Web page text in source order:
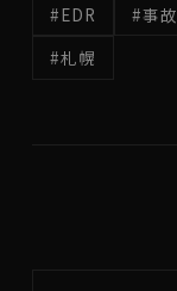
#EDR #事故
#札幌